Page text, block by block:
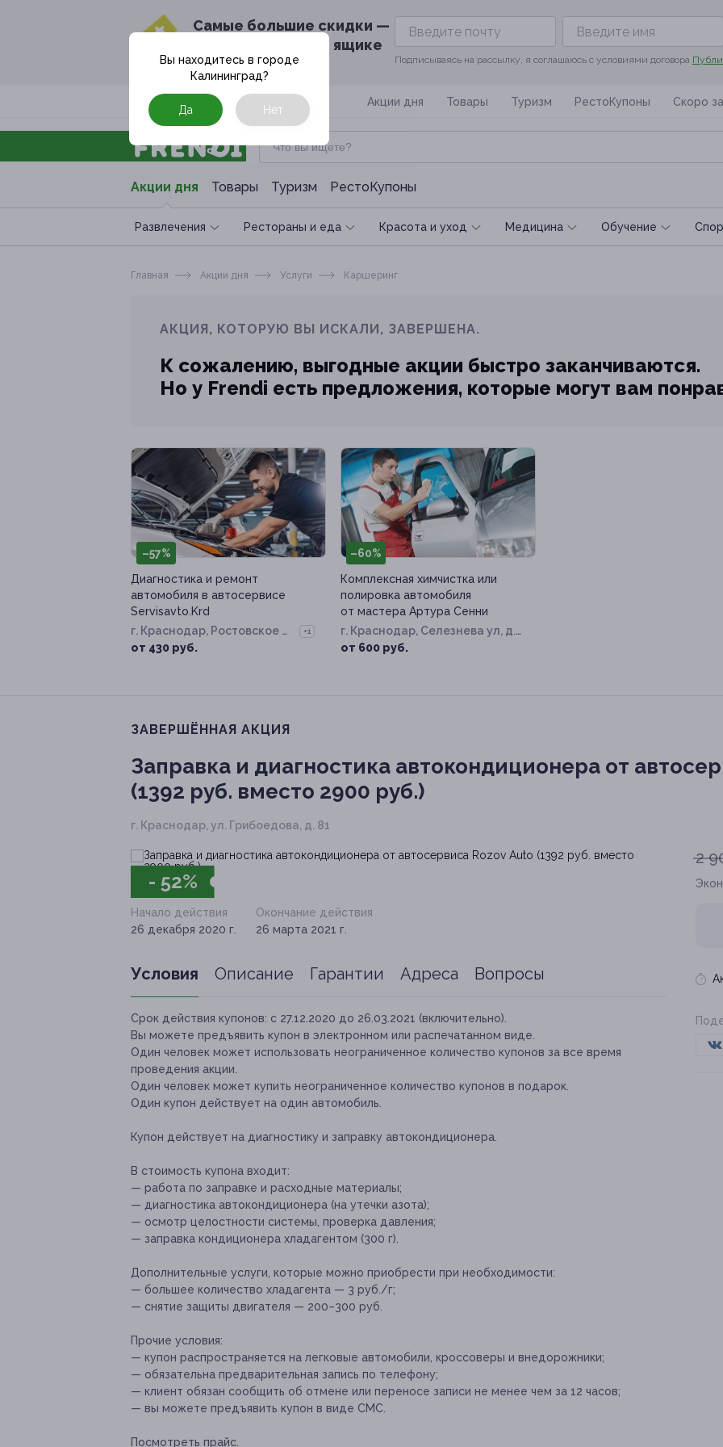
Cамые большие скидки —
в твоём почтовом ящике
Подписываясь на рассылку, я соглашаюсь с условиями договора
Москва Акции дня Товары Туризм РестоКупоны Скоро
Акции дня Товары Туризм РестоКупоны
Развлечения Рестораны и еда Красота и уход Медицина Обучение
Вы находитесь в городе
Калининград?
Да Нет
Главная Акции дня Услуги Каршеринг
АКЦИЯ, КОТОРУЮ ВЫ ИСКАЛИ, ЗАВЕРШЕНА.
К сожалению, выгодные акции быстро заканчиваются.
Но у Frendi есть предложения, которые могут вам
–57%
Диагностика и ремонт
автомобиля в автосервисе
Servisavto.Krd
г. Краснодар, Ростовское ш,
д. 12/4
+1
от 430 руб.
–60%
Комплексная химчистка или
полировка автомобиля
от мастера Артура Сенни
г. Краснодар, Селезнева ул, д.
193
от 600 руб.
ЗАВЕРШЁННАЯ АКЦИЯ
Заправка и диагностика автокондиционера от
(1392 руб. вместо 2900 руб.)
г. Краснодар, ул. Грибоедова, д. 81
- 52%
2
Начало действия
26 декабря 2020 г.
Окончание действия
26 марта 2021 г.
Условия Описание Гарантии Адреса Вопросы
Срок действия купонов: с 27.12.2020 до 26.03.2021 (включительно).
Вы можете предъявить купон в электронном или распечатанном виде.
Один человек может использовать неограниченное количество купонов за все время
проведения акции.
Один человек может купить неограниченное количество купонов в подарок.
Один купон действует на один автомобиль.
Купон действует на диагностику и заправку автокондиционера.
В стоимость купона входит:
— работа по заправке и расходные материалы;
— диагностика автокондиционера (на утечки азота);
— осмотр целостности системы, проверка давления;
— заправка кондиционера хладагентом (300 г).
Дополнительные услуги, которые можно приобрести при необходимости:
— большее количество хладагента — 3 руб./г;
— снятие защиты двигателя — 200–300 руб.
Прочие условия:
— купон распространяется на легковые автомобили, кроссоверы и внедорожники;
— обязательна предварительная запись по телефону;
— клиент обязан сообщить об отмене или переносе записи не менее чем за 12 часов;
— вы можете предъявить купон в виде СМС.
Посмотреть прайс.